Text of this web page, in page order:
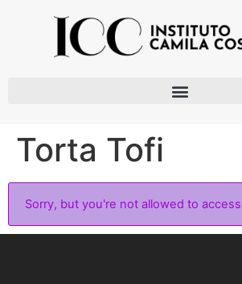
Torta Tofi
Sorry, but you're not allowed to